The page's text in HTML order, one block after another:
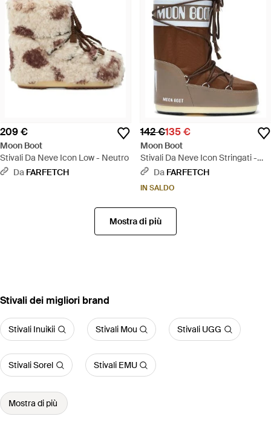
209 €
Moon Boot
Stivali Da Neve Icon Low - Neutro
Da FARFETCH
142 €135 €
Moon Boot
Stivali Da Neve Icon Stringati -
Marrone
Da FARFETCH
IN SALDO
Mostra di più
‪Stivali‬ dei migliori brand
Stivali Inuikii Stivali Mou Stivali UGG
Stivali Sorel Stivali EMU
Mostra di più